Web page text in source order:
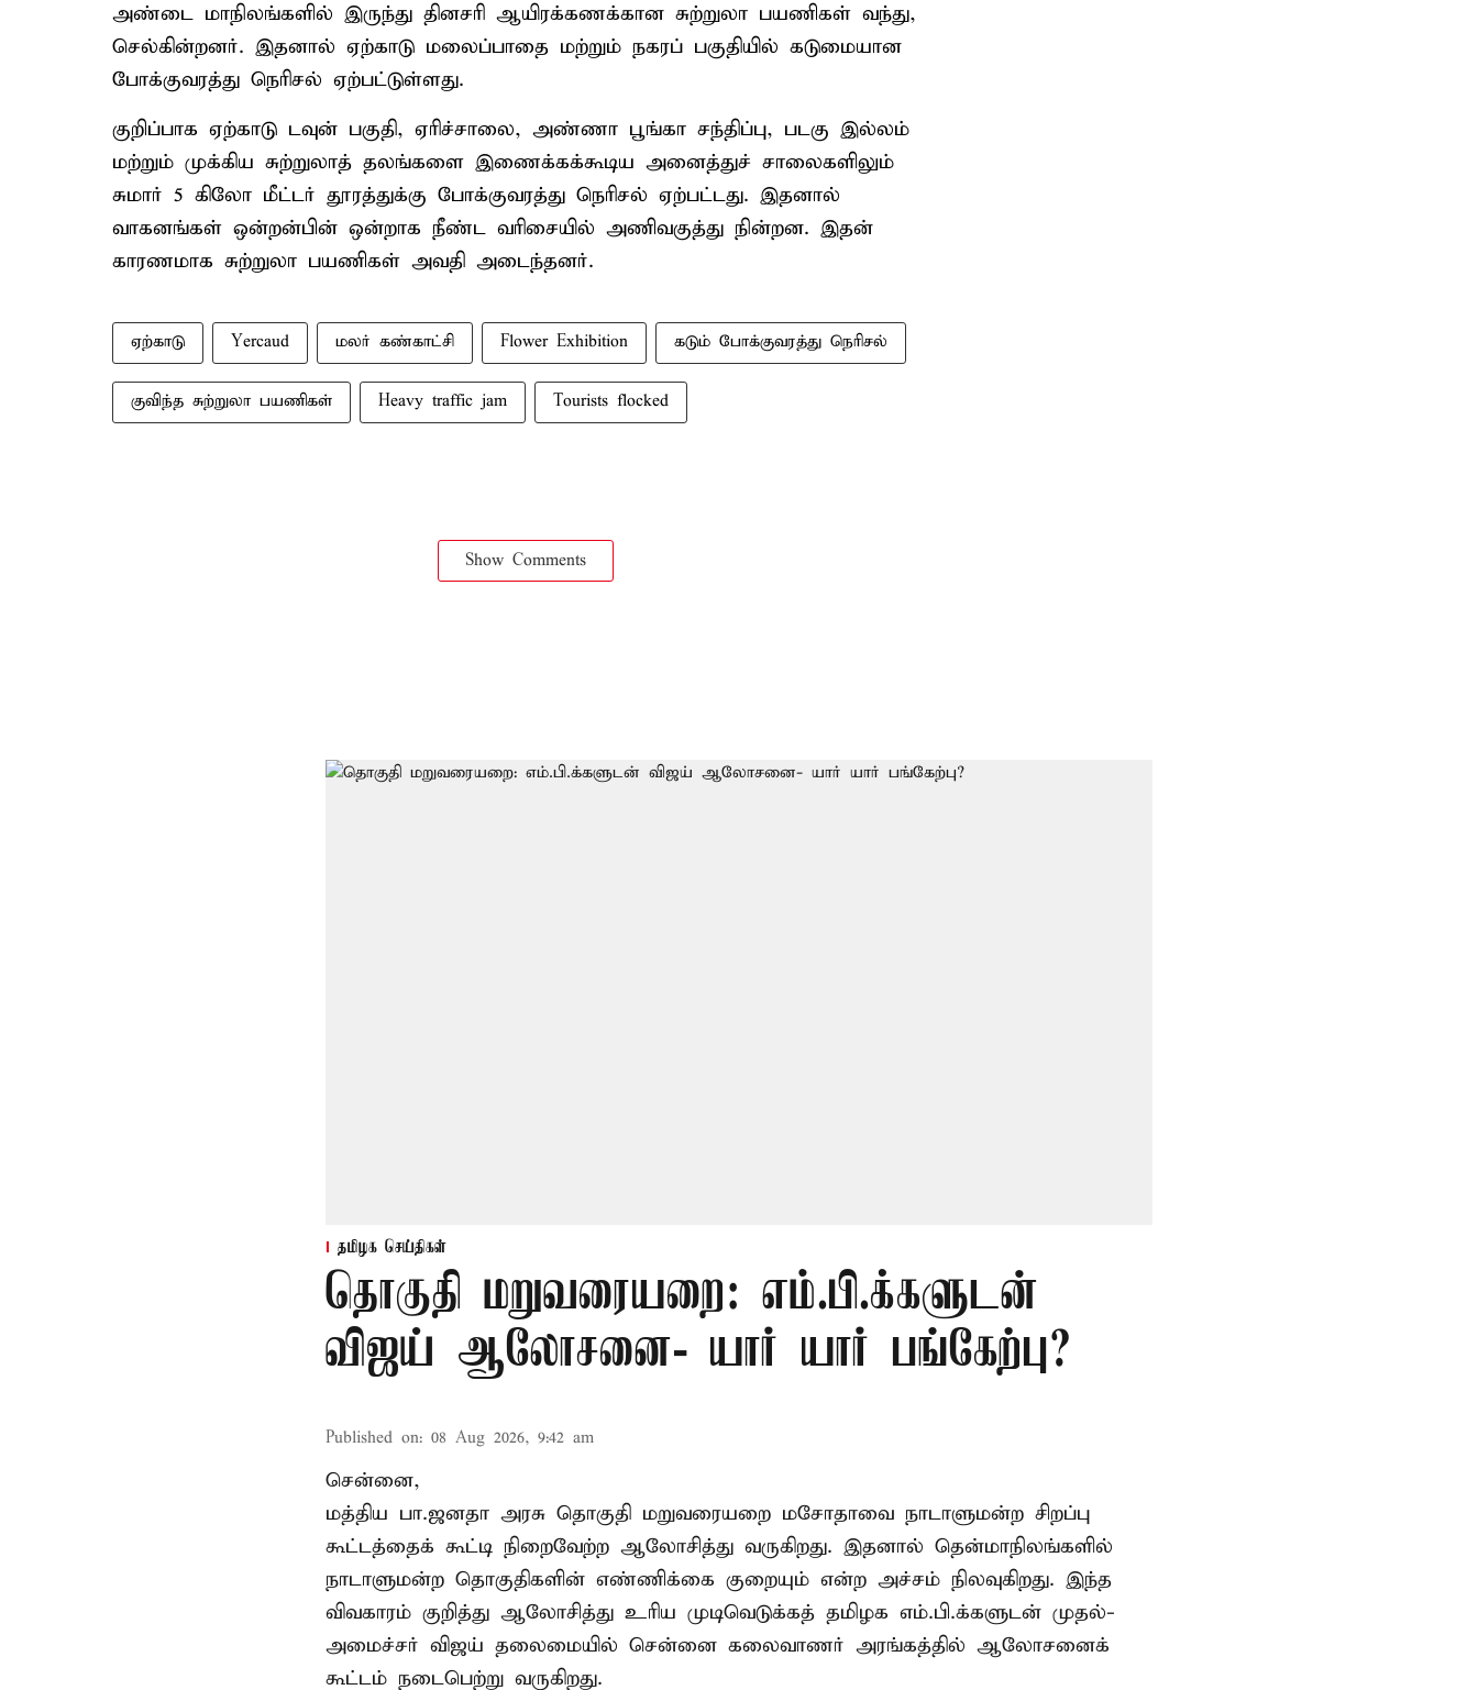
அண்டை மாநிலங்களில் இருந்து தினசரி ஆயிரக்கணக்கான சுற்றுலா பயணிகள் வந்து,
செல்கின்றனர். இதனால் ஏற்காடு மலைப்பாதை மற்றும் நகரப் பகுதியில் கடுமையான
போக்குவரத்து நெரிசல் ஏற்பட்டுள்ளது.
குறிப்பாக ஏற்காடு டவுன் பகுதி, ஏரிச்சாலை, அண்ணா பூங்கா சந்திப்பு, படகு இல்லம்
மற்றும் முக்கிய சுற்றுலாத் தலங்களை இணைக்கக்கூடிய அனைத்துச் சாலைகளிலும்
சுமார் 5 கிலோ மீட்டர் தூரத்துக்கு போக்குவரத்து நெரிசல் ஏற்பட்டது. இதனால்
வாகனங்கள் ஒன்றன்பின் ஒன்றாக நீண்ட வரிசையில் அணிவகுத்து நின்றன. இதன்
காரணமாக சுற்றுலா பயணிகள் அவதி அடைந்தனர்.
ஏற்காடு Yercaud மலர் கண்காட்சி Flower Exhibition கடும் போக்குவரத்து நெரிசல்
குவிந்த சுற்றுலா பயணிகள் Heavy traffic jam Tourists flocked
Show Comments
தமிழக செய்திகள்
தொகுதி மறுவரையறை: எம்.பி.க்களுடன்
விஜய் ஆலோசனை- யார் யார் பங்கேற்பு?
Published on: 08 Aug 2026, 9:42 am
சென்னை,
மத்திய பா.ஜனதா அரசு தொகுதி மறுவரையறை மசோதாவை நாடாளுமன்ற சிறப்பு
கூட்டத்தைக் கூட்டி நிறைவேற்ற ஆலோசித்து வருகிறது. இதனால் தென்மாநிலங்களில்
நாடாளுமன்ற தொகுதிகளின் எண்ணிக்கை குறையும் என்ற அச்சம் நிலவுகிறது. இந்த
விவகாரம் குறித்து ஆலோசித்து உரிய முடிவெடுக்கத் தமிழக எம்.பி.க்களுடன் முதல்-
அமைச்சர் விஜய் தலைமையில் சென்னை கலைவாணர் அரங்கத்தில் ஆலோசனைக்
கூட்டம் நடைபெற்று வருகிறது.